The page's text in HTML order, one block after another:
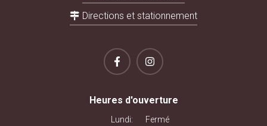
Directions et stationnement
Heures d'ouverture
Lundi:
Fermé